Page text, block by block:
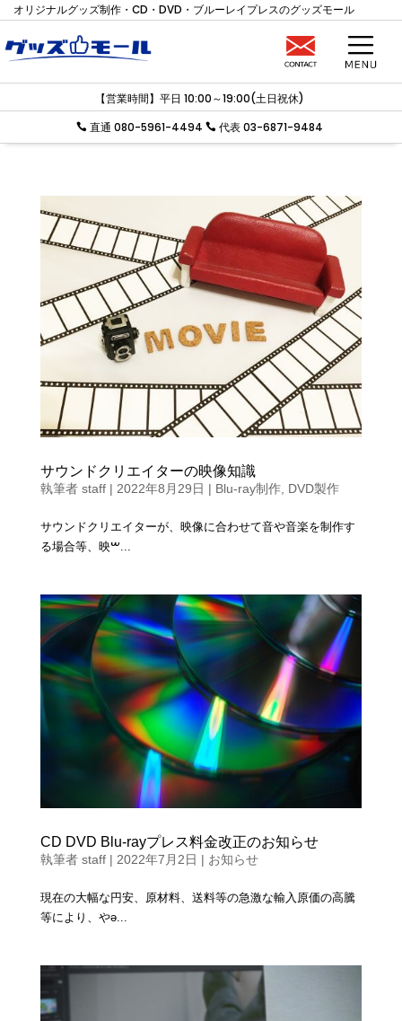
オリジナルグッズ制作・CD・DVD・ブルーレイプレスのグッズモール
【営業時間】平日 10:00～19:00(土日祝休)
 直通 080-5961-4494  代表 03-6871-9484
サウンドクリエイターの映像知識
執筆者 staff| 2022年8月29日 | Blu-ray制作, DVD製作
サウンドクリエイターが、映像に合わせて音や音楽を制作す
CD DVD Blu-rayプレス料金改正のお知らせ
執筆者 staff| 2022年7月2日 | お知らせ
現在の大幅な円安、原材料、送料等の急激な輸入原価の高騰
等により、やә...